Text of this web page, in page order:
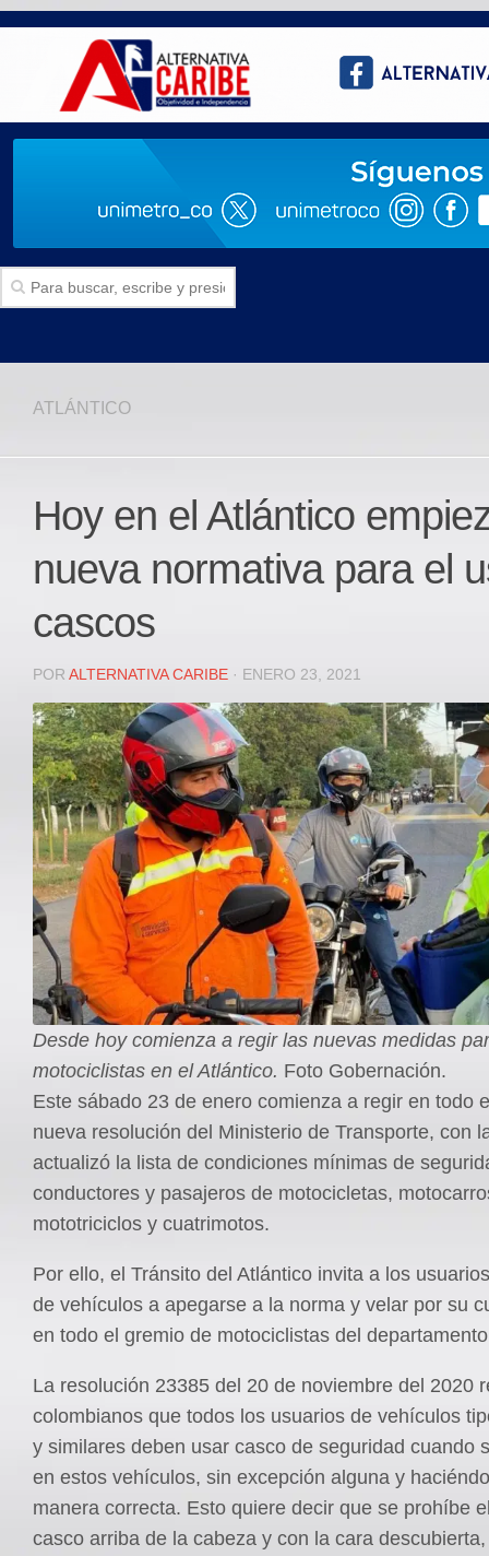
Politica
Deportes
JUDICIAL
REGIONAL
DEPARTAMENTAL
Internacional
OPINIÓN
Contactenos
facebook
Twitter
Instagram
Registro ISSN: 2711-3299
ATLÁNTICO
Hoy en el Atlántico
nueva normativa para el
cascos
POR ALTERNATIVA CARIBE · ENERO 23, 2021
Desde hoy comienza a regir las nuevas medidas
motociclistas en el Atlántico. Foto Gobernación.
Este sábado 23 de enero comienza a regir en todo
nueva resolución del Ministerio de Transporte, con
actualizó la lista de condiciones mínimas de
conductores y pasajeros de motocicletas,
mototriciclos y cuatrimotos.
Por ello, el Tránsito del Atlántico invita a los
de vehículos a apegarse a la norma y velar por su
en todo el gremio de motociclistas del
La resolución 23385 del 20 de noviembre del 2020
colombianos que todos los usuarios de vehículos
y similares deben usar casco de seguridad cuando
en estos vehículos, sin excepción alguna y
manera correcta. Esto quiere decir que se prohíbe
casco arriba de la cabeza y con la cara descubierta,